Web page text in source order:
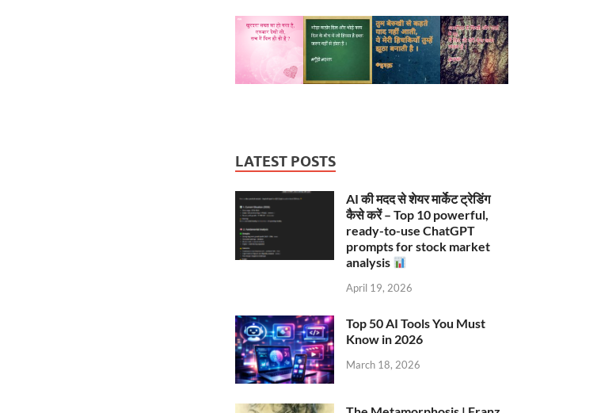
LATEST POSTS
AI की मदद से शेयर मार्केट ट्रेडिंग
कैसे करें – Top 10 powerful,
ready-to-use ChatGPT
prompts for stock market
analysis
April 19, 2026
Top 50 AI Tools You Must
Know in 2026
March 18, 2026